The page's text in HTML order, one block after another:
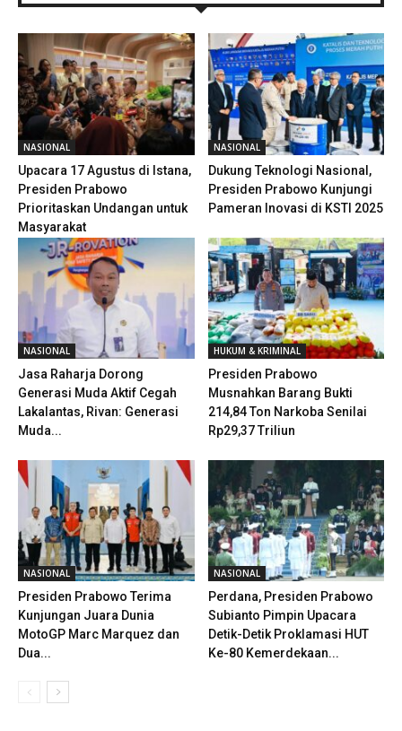
NASIONAL
Upacara 17 Agustus di Istana,
Presiden Prabowo
Prioritaskan Undangan untuk
Masyarakat
NASIONAL
Dukung Teknologi Nasional,
Presiden Prabowo Kunjungi
Pameran Inovasi di KSTI 2025
NASIONAL
Jasa Raharja Dorong
Generasi Muda Aktif Cegah
Lakalantas, Rivan: Generasi
Muda...
HUKUM & KRIMINAL
Presiden Prabowo
Musnahkan Barang Bukti
214,84 Ton Narkoba Senilai
Rp29,37 Triliun
NASIONAL
Presiden Prabowo Terima
Kunjungan Juara Dunia
MotoGP Marc Marquez dan
Dua...
NASIONAL
Perdana, Presiden Prabowo
Subianto Pimpin Upacara
Detik-Detik Proklamasi HUT
Ke-80 Kemerdekaan...